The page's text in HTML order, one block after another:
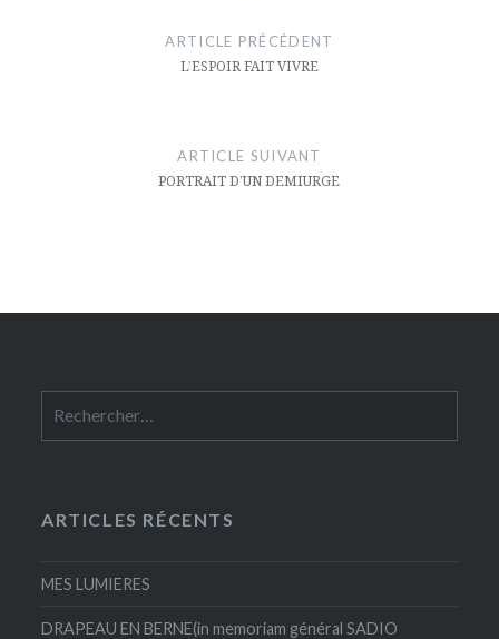
ARTICLE PRÉCÉDENT
L’ESPOIR FAIT VIVRE
ARTICLE SUIVANT
PORTRAIT D’UN DEMIURGE
ARTICLES RÉCENTS
MES LUMIERES
DRAPEAU EN BERNE(in memoriam général SADIO